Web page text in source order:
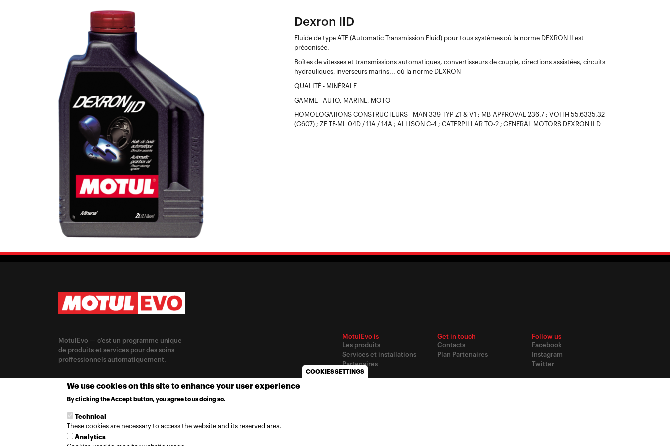
Dexron IID
Fluide de type ATF (Automatic Transmission Fluid) pour tous systèmes où la norme DEXRON II est
préconisée.
Boîtes de vitesses et transmissions automatiques, convertisseurs de couple, directions assistées, circuits
hydrauliques, inverseurs marins... où la norme DEXRON
QUALITÉ - MINÉRALE
GAMME - AUTO, MARINE, MOTO
HOMOLOGATIONS CONSTRUCTEURS - MAN 339 TYP Z1 & V1 ; MB-APPROVAL 236.7 ; VOITH 55.6335.32
(G607) ; ZF TE-ML 04D / 11A / 14A ; ALLISON C-4 ; CATERPILLAR TO-2 ; GENERAL MOTORS DEXRON II D
MotulEvo — c'est un programme unique
de produits et services pour des soins
proffessionnels automatiquement.
MotulEvo is
Les produits
Services et installations
Partenaires
Get in touch
Contacts
Plan Partenaires
Follow us
Facebook
Instagram
Twitter
CHANGE LOCATION
Global / Français
COOKIES SETTINGS
We use cookies on this site to enhance your user experience
By clicking the Accept button, you agree to us doing so.
Technical
These cookies are necessary to access the website and its reserved area.
Analytics